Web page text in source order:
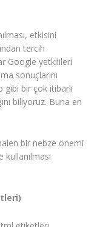
etkisini
tercih
Google yetkilileri
sonuçlarını
bir çok itibarlı
biliyoruz. Buna en
bir nebze önemi